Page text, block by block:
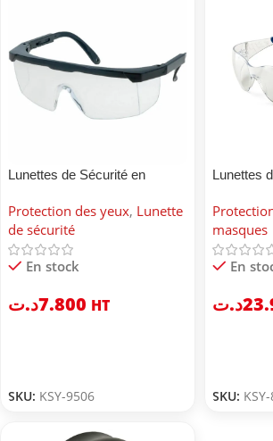
Lunettes de Sécurité en
Protection des yeux, Lunette
de sécurité
En stock
7.800د.ت HT
SKU: KSY-9506
Lunettes
masques
En
د.ت
SKU: